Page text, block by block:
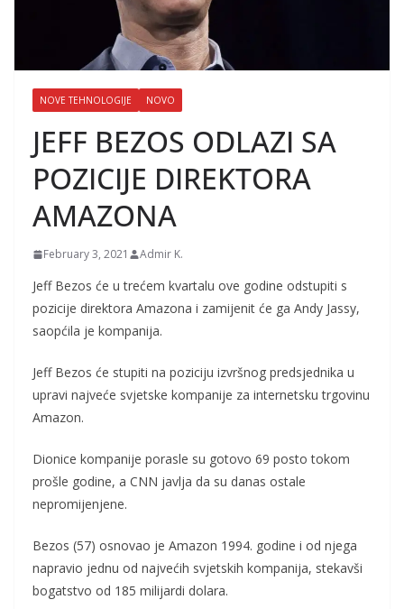
NOVE TEHNOLOGIJE NOVO
JEFF BEZOS ODLAZI SA
POZICIJE DIREKTORA
AMAZONA
February 3, 2021 Admir K.
Jeff Bezos će u trećem kvartalu ove godine odstupiti s
pozicije direktora Amazona i zamijenit će ga Andy Jassy,
saopćila je kompanija.
Jeff Bezos će stupiti na poziciju izvršnog predsjednika u
upravi najveće svjetske kompanije za internetsku trgovinu
Amazon.
Dionice kompanije porasle su gotovo 69 posto tokom
prošle godine, a CNN javlja da su danas ostale
nepromijenjene.
Bezos (57) osnovao je Amazon 1994. godine i od njega
napravio jednu od najvećih svjetskih kompanija, stekavši
bogatstvo od 185 milijardi dolara.